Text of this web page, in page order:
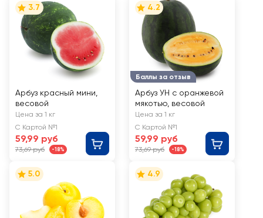
3.7
Арбуз красный мини,
весовой
Цена за 1 кг
С Картой №1
59,99 руб
73,69 руб -18%
Баллы за отзыв
4.2
Арбуз УН с оранжевой
мякотью, весовой
Цена за 1 кг
С Картой №1
59,99 руб
73,69 руб -18%
5.0 4.9